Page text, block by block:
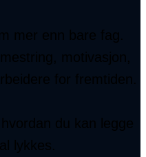
mer enn bare fag.
motivasjon,
for fremtiden.
du kan legge
lykkes.